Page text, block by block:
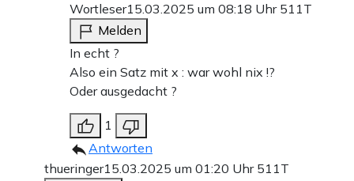
Wortleser15.03.2025 um 08:18 Uhr 511T
Melden
In echt ?
Also ein Satz mit x : war wohl nix !?
Oder ausgedacht ?
1
Antworten
thueringer15.03.2025 um 01:20 Uhr 511T